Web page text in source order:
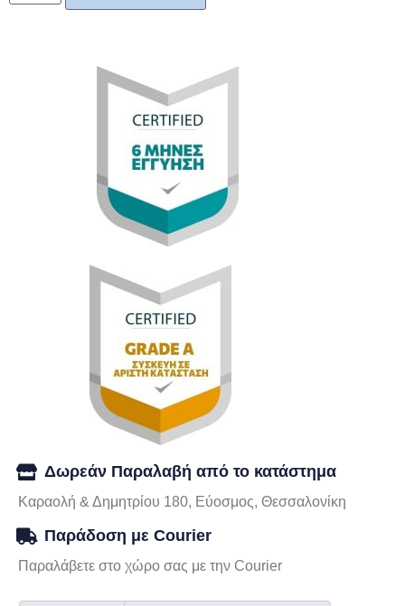
Δωρεάν Παραλαβή από το κατάστημα
Καραολή & Δημητρίου 180, Εύοσμος, Θεσσαλονίκη
Παράδοση με Courier
Παραλάβετε στο χώρο σας με την Courier